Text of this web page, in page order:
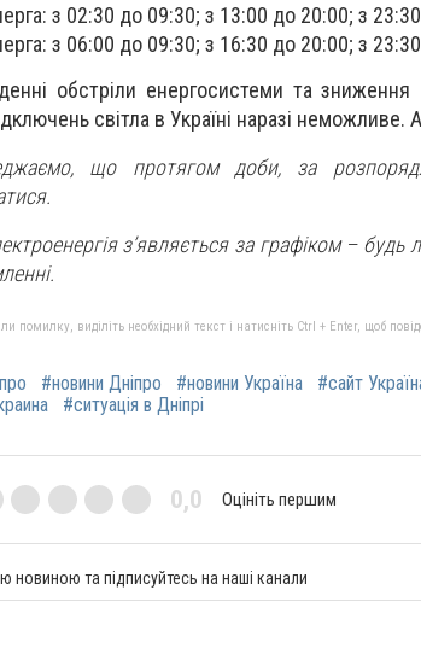
з 02:30 до 09:30; з 13:00 до 20:00; з
з 06:00 до 09:30; з 16:30 до 20:00; з
обстріли енергосистеми та зниження
світла в Україні наразі
що протягом доби, за
з’являється за графіком – будь
помилку, виділіть необхідний текст і натисніть Ctrl + Enter, щоб
#новини Дніпро #новини Україна #сайт
#ситуація в Дніпрі
0,0 Оцініть першим
новиною та підписуйтесь на наші канали